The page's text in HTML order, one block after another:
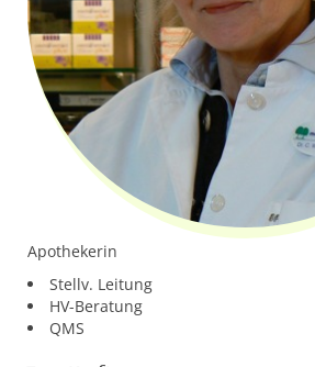
Apothekerin
Stellv. Leitung
HV-Beratung
QMS